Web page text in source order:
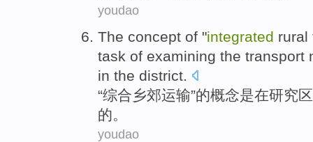
youdao
The concept of "integrated rural
task of examining the transport
in the district.
“综合乡郊运输”的概念是在研究
的。
youdao